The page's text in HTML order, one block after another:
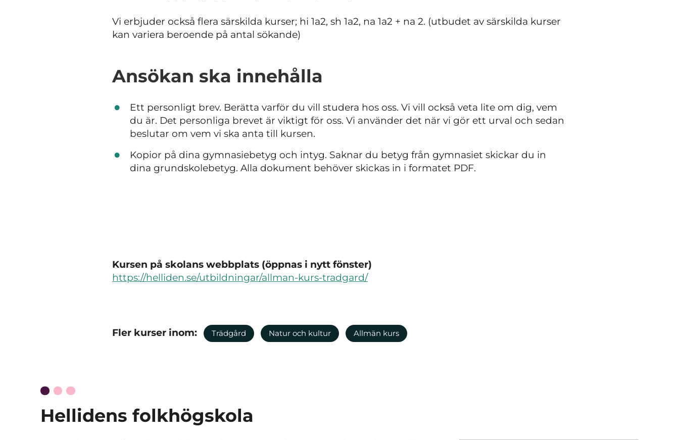
Vi erbjuder också flera särskilda kurser; hi 1a2, sh 1a2, na 1a2 + na 2. (utbudet av särskilda kurser
kan variera beroende på antal sökande)
Ansökan ska innehålla
Ett personligt brev. Berätta varför du vill studera hos oss. Vi vill också veta lite om dig, vem
du är. Det personliga brevet är viktigt för oss. Vi använder det när vi gör ett urval och sedan
beslutar om vem vi ska anta till kursen.
Kopior på dina gymnasiebetyg och intyg. Saknar du betyg från gymnasiet skickar du in
dina grundskolebetyg. Alla dokument behöver skickas in i formatet PDF.
Kursen på skolans webbplats (öppnas i nytt fönster)
https://helliden.se/utbildningar/allman-kurs-tradgard/
Fler kurser inom: Trädgård Natur och kultur Allmän kurs
Hellidens folkhögskola